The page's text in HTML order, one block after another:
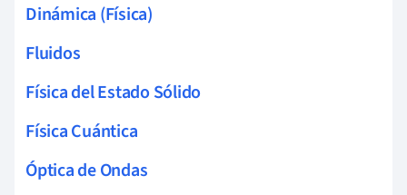
Dinámica (Física)
Fluidos
Física del Estado Sólido
Física Cuántica
Óptica de Ondas